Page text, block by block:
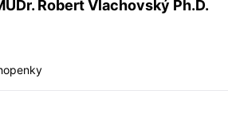
Robert Vlachovský Ph.D.